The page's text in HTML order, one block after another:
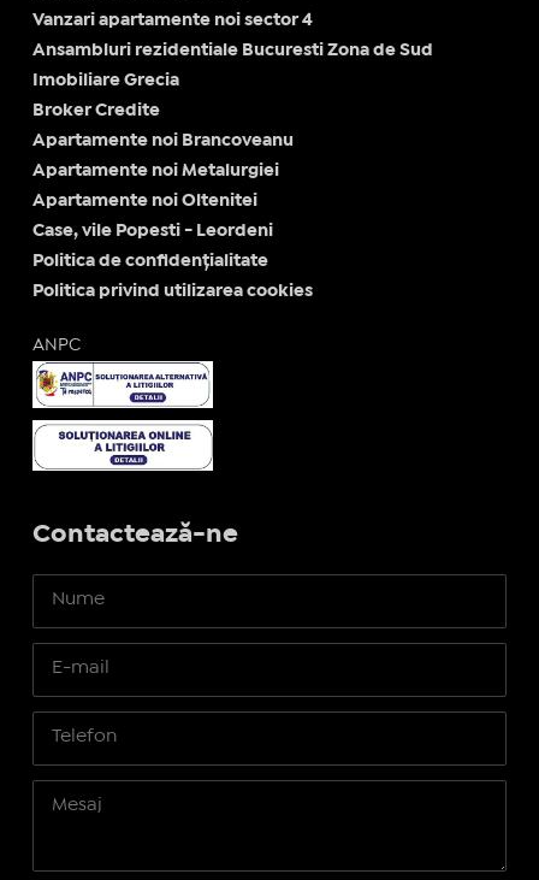
Vanzari apartamente noi sector 4
Ansambluri rezidentiale Bucuresti Zona de Sud
Imobiliare Grecia
Broker Credite
Apartamente noi Brancoveanu
Apartamente noi Metalurgiei
Apartamente noi Oltenitei
Case, vile Popesti - Leordeni
Politica de confidențialitate
Politica privind utilizarea cookies
ANPC
Contactează-ne